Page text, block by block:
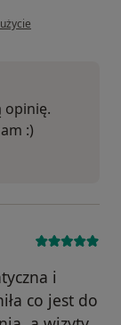
Tomasz B.
opinię.
:)
i
co jest do